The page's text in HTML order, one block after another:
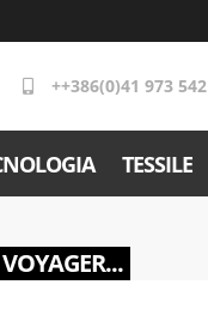
++386(0)41 973 542
TESSILE